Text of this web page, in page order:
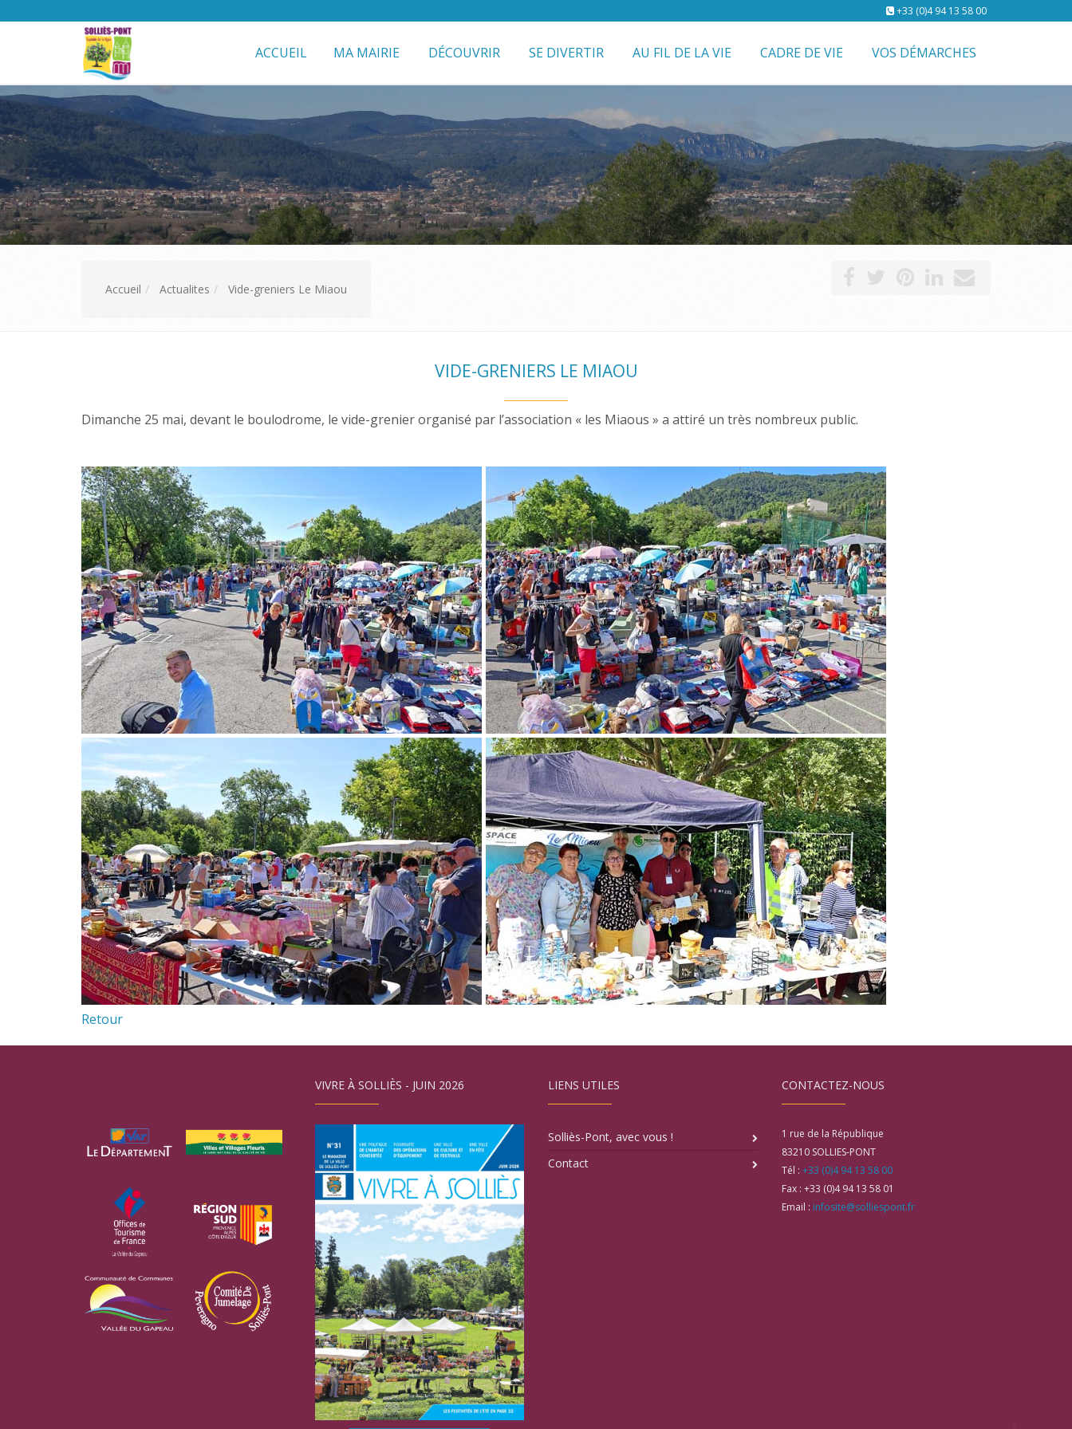
+33 (0)4 94 13 58 00
ACCUEIL MA MAIRIE DÉCOUVRIR SE DIVERTIR AU FIL DE LA VIE CADRE DE VIE VOS DÉMARCHES
Accueil Actualites Vide-greniers Le Miaou
VIDE-GRENIERS LE MIAOU
Dimanche 25 mai, devant le boulodrome, le vide-grenier organisé par l’association « les Miaous » a attiré un très nombreux public.
Retour
VIVRE À SOLLIÈS - JUIN 2026 LIENS UTILES
Solliès-Pont, avec vous !
Contact
CONTACTEZ-NOUS
1 rue de la République
83210 SOLLIES-PONT
Tél : +33 (0)4 94 13 58 00
Fax : +33 (0)4 94 13 58 01
Email : infosite@solliespont.fr